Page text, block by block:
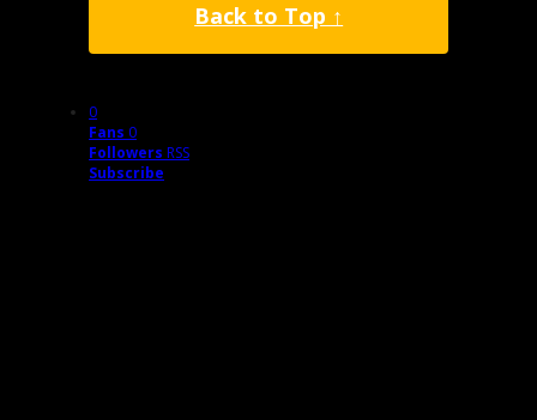
Back to Top ↑
0
Fans 0
Followers RSS
Subscribe